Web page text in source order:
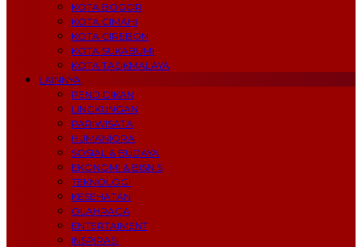
KOTA BOGOR
KOTA CIMAHI
KOTA CIREBON
KOTA SUKABUMI
KOTA TASIKMALAYA
LAINNYA
PENDIDIKAN
LINGKUNGAN
PARIWISATA
HUMANIORA
SOSIAL & BUDAYA
EKONOMI & BISNIS
TEKNOLOGI
KESEHATAN
OLAHRAGA
ENTERTAIMENT
INSPIRASI